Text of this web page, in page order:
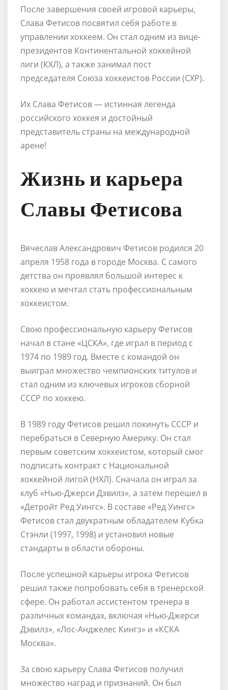
После завершения своей игровой карьеры,
Слава Фетисов посвятил себя работе в
управлении хоккеем. Он стал одним из вице-
президентов Континентальной хоккейной
лиги (КХЛ), а также занимал пост
председателя Союза хоккеистов России (СХР).
Их Слава Фетисов — истинная легенда
российского хоккея и достойный
представитель страны на международной
арене!
Жизнь и карьера
Славы Фетисова
Вячеслав Александрович Фетисов родился 20
апреля 1958 года в городе Москва. С самого
детства он проявлял большой интерес к
хоккею и мечтал стать профессиональным
хоккеистом.
Свою профессиональную карьеру Фетисов
начал в стане «ЦСКА», где играл в период с
1974 по 1989 год. Вместе с командой он
выиграл множество чемпионских титулов и
стал одним из ключевых игроков сборной
СССР по хоккею.
В 1989 году Фетисов решил покинуть СССР и
перебраться в Северную Америку. Он стал
первым советским хоккеистом, который смог
подписать контракт с Национальной
хоккейной лигой (НХЛ). Сначала он играл за
клуб «Нью-Джерси Дэвилз», а затем перешел в
«Детройт Ред Уингс». В составе «Ред Уингс»
Фетисов стал двукратным обладателем Кубка
Стэнли (1997, 1998) и установил новые
стандарты в области обороны.
После успешной карьеры игрока Фетисов
решил также попробовать себя в тренерской
сфере. Он работал ассистентом тренера в
различных командах, включая «Нью-Джерси
Дэвилз», «Лос-Анджелес Кингз» и «КСКА
Москва».
За свою карьеру Слава Фетисов получил
множество наград и признаний. Он был